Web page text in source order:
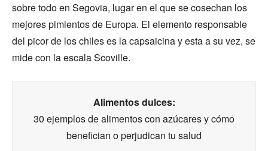
sobre todo en Segovia, lugar en el que se cosechan los
mejores pimientos de Europa. El elemento responsable
del picor de los chiles es la capsaicina y esta a su vez, se
mide con la escala Scoville.
Alimentos dulces:
30 ejemplos de alimentos con azúcares y cómo
benefician o perjudican tu salud